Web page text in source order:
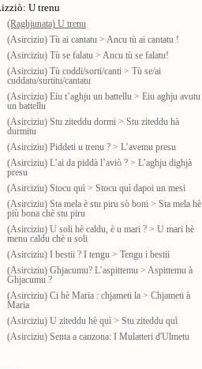
U trenu
(Raghjunata) U trenu
(Asirciziu) Tù ai cantatu > Ancu tù ai cantatu !
(Asirciziu) Tù se falatu > Ancu tù se falatu!
(Asirciziu) Tù coddi/sorti/canti > Tù se/ai
cuddatu/surtitu/cantatu
(Asirciziu) Eiu t’aghju un battellu > Eiu aghju avutu
un battellu
(Asirciziu) Stu ziteddu dormi > Stu ziteddu hà
durmitu
(Asirciziu) Piddeti u trenu ? > L’avemu presu
(Asirciziu) L’ai da piddà l’aviò ? > L’aghju dighjà
presu
(Asirciziu) Stocu quì > Stocu quì dapoi un mesi
(Asirciziu) Sta mela è stu piru sò boni > Sta mela hè
più bona chè stu piru
(Asirciziu) U soli hè caldu, è u mari ? > U mari hè
menu caldu chè u soli
(Asirciziu) I bestii ? I tengu > Tengu i bestii
(Asirciziu) Ghjacumu? L’aspittemu > Aspittemu à
Ghjacumu ?
(Asirciziu) Ci hè Maria : chjameti la > Chjameti à
Maria
(Asirciziu) U ziteddu hè quì > Stu ziteddu quì
(Asirciziu) Senta a canzona: I Mulatteri d'Ulmetu